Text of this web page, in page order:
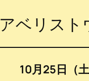
アベリスト
10月25日（土